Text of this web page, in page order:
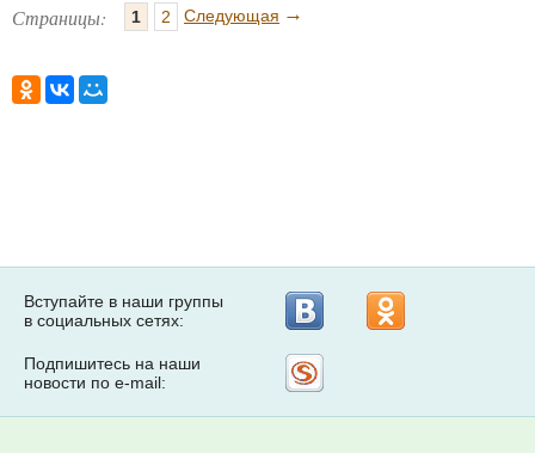
Страницы: 1 2 Следующая →
Вступайте в наши группы
в социальных сетях:
Подпишитесь на наши
новости по e-mail: